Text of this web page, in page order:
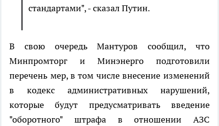
стандартами", - сказал Путин.
В свою очередь Мантуров сообщил, что
Минпромторг и Минэнерго подготовили
перечень мер, в том числе внесение изменений
в кодекс административных нарушений,
которые будут предусматривать введение
"оборотного" штрафа в отношении АЗС